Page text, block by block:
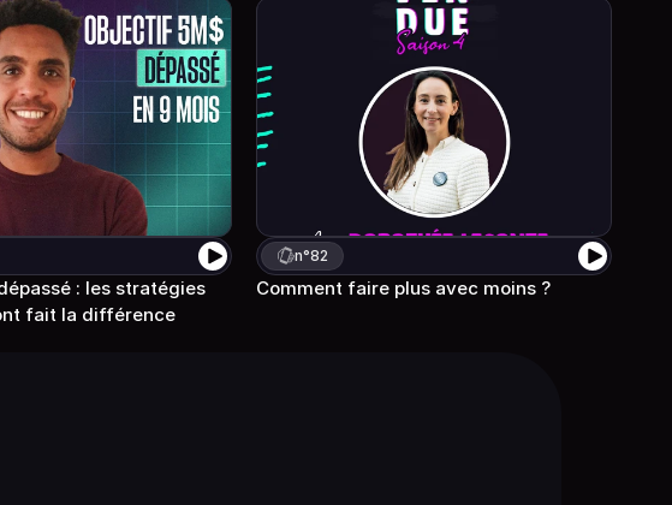
: les stratégies
fait la différence
n°82
Comment faire plus avec moins ?